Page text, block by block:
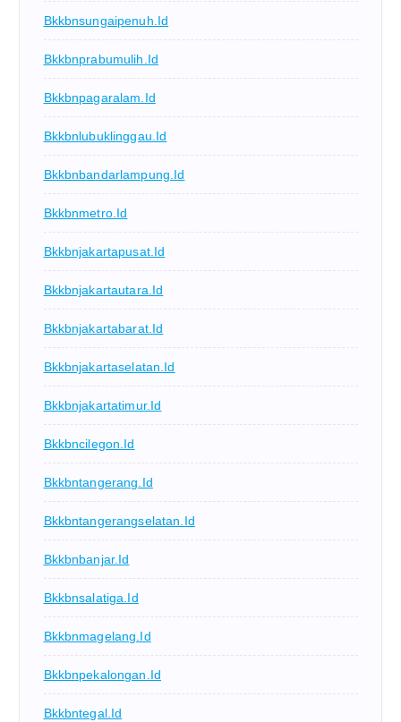
Bkkbnsungaipenuh.id
Bkkbnprabumulih.id
Bkkbnpagaralam.id
Bkkbnlubuklinggau.id
Bkkbnbandarlampung.id
Bkkbnmetro.id
Bkkbnjakartapusat.id
Bkkbnjakartautara.id
Bkkbnjakartabarat.id
Bkkbnjakartaselatan.id
Bkkbnjakartatimur.id
Bkkbncilegon.id
Bkkbntangerang.id
Bkkbntangerangselatan.id
Bkkbnbanjar.id
Bkkbnsalatiga.id
Bkkbnmagelang.id
Bkkbnpekalongan.id
Bkkbntegal.id